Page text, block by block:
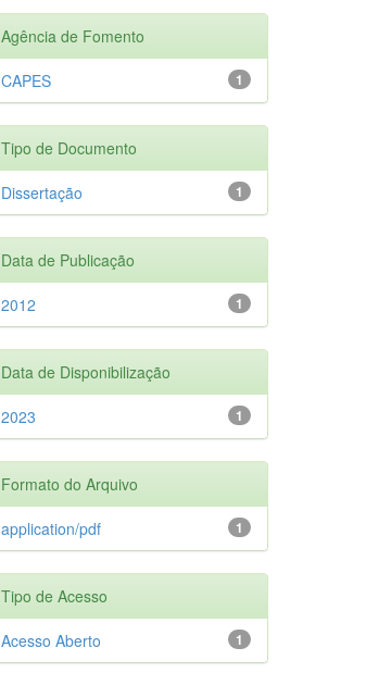
Agência de Fomento
1
CAPES
Tipo de Documento
1
Dissertação
Data de Publicação
1
2012
Data de Disponibilização
1
2023
Formato do Arquivo
1
application/pdf
Tipo de Acesso
1
Acesso Aberto